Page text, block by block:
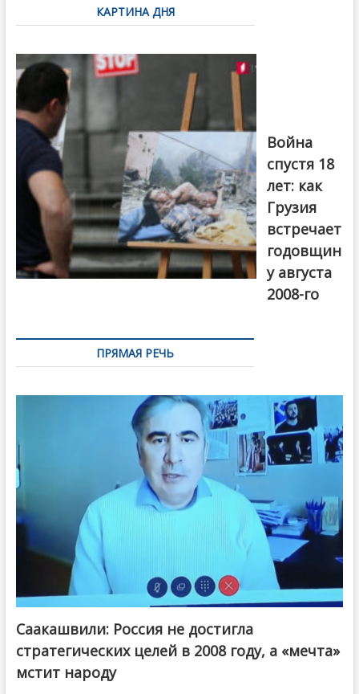
записямКАРТИНА ДНЯ
Первый канал
Война
спустя 18
лет: как
Грузия
встречает
годовщин
у августа
2008-го
ПРЯМАЯ РЕЧЬ
Саакашвили: Россия не достигла
стратегических целей в 2008 году, а «мечта»
мстит народу